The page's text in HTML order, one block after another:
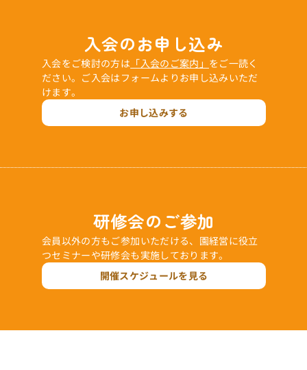
入会のお申し込み
入会をご検討の方は 「入会のご案内」 をご一読く
ださい。ご入会はフォームよりお申し込みいただ
けます。
お申し込みする
研修会のご参加
会員以外の方もご参加いただける、園経営に役立
つセミナーや研修会も実施しております。
開催スケジュールを見る